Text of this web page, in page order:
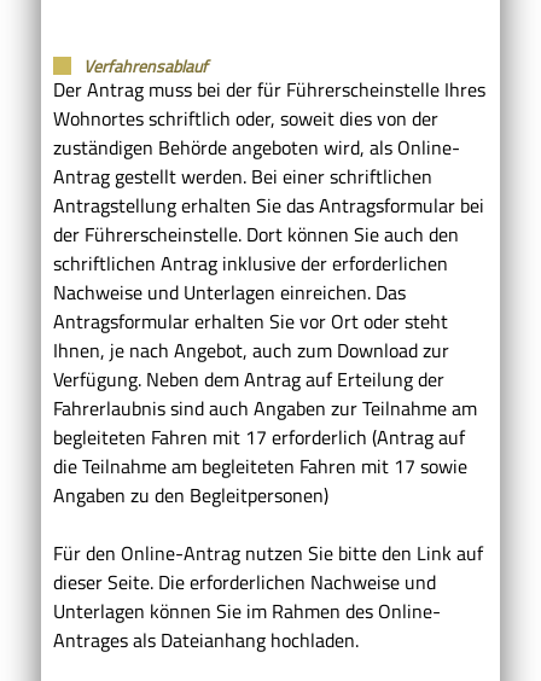
Verfahrensablauf
Der Antrag muss bei der für Führerscheinstelle Ihres
Wohnortes schriftlich oder, soweit dies von der
zuständigen Behörde angeboten wird, als Online-
Antrag gestellt werden. Bei einer schriftlichen
Antragstellung erhalten Sie das Antragsformular bei
der Führerscheinstelle. Dort können Sie auch den
schriftlichen Antrag inklusive der erforderlichen
Nachweise und Unterlagen einreichen. Das
Antragsformular erhalten Sie vor Ort oder steht
Ihnen, je nach Angebot, auch zum Download zur
Verfügung. Neben dem Antrag auf Erteilung der
Fahrerlaubnis sind auch Angaben zur Teilnahme am
begleiteten Fahren mit 17 erforderlich (Antrag auf
die Teilnahme am begleiteten Fahren mit 17 sowie
Angaben zu den Begleitpersonen)
Für den Online-Antrag nutzen Sie bitte den Link auf
dieser Seite. Die erforderlichen Nachweise und
Unterlagen können Sie im Rahmen des Online-
Antrages als Dateianhang hochladen.